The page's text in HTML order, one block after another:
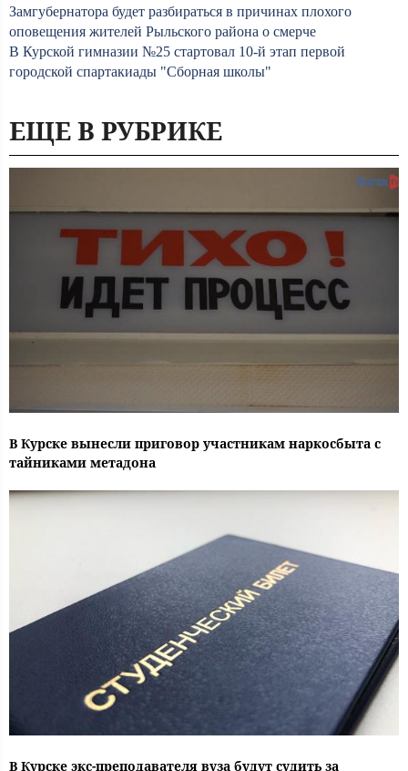
Замгубернатора будет разбираться в причинах плохого
оповещения жителей Рыльского района о смерче
В Курской гимназии №25 стартовал 10-й этап первой
городской спартакиады "Сборная школы"
ЕЩЕ В РУБРИКЕ
В Курске вынесли приговор участникам наркосбыта с
тайниками метадона
В Курске экс-преподавателя вуза будут судить за